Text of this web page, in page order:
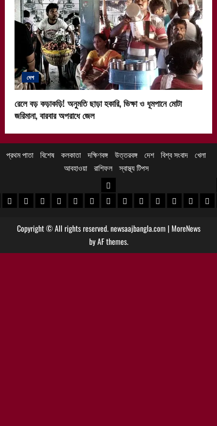
দেশ
রেলে বড় কড়াকড়ি! অনুমতি ছাড়া হকারি, ভিক্ষা ও ধূমপানে মোটা
জরিমানা, বারবার অপরাধে জেল
প্রথম পাতা বিশেষ কলকাতা দক্ষিণবঙ্গ উত্তরবঙ্গ দেশ বিশ্ব সংবাদ খেলা
আবহাওয়া
রাশিফল স্বাস্থ্য টিপস
খবর
খবর
পুরুলিয়া খবর
বাঁকুড়া খবরপশ্চিম বর্ধমান খবর
পূর্ব বর্ধমান খবর
বীরভূম খবরমুর্শিদাবাদ খবর
উত্তরবঙ্গ
কোচবিহার নিউজ
আলিপুরদুয়ার খবর
জলপাইগুড়ি খবর
শিলিগুড়ি খবর
উত্তরদক্ষিণ
Copyright © All rights reserved. newsaajbangla.com | MoreNews
by AF themes.